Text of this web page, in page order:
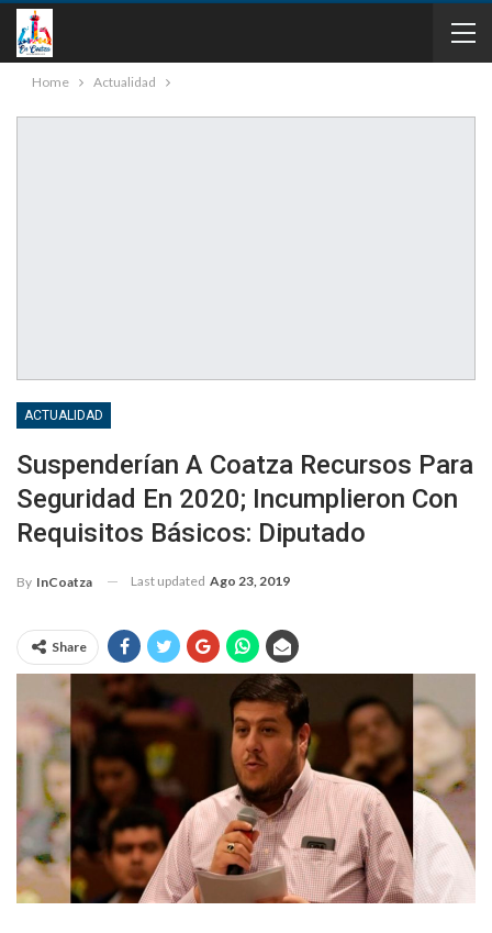
Home Actualidad
ACTUALIDAD
Suspenderían A Coatza Recursos Para
Seguridad En 2020; Incumplieron Con
Requisitos Básicos: Diputado
By InCoatza Last updated Ago 23, 2019
Share